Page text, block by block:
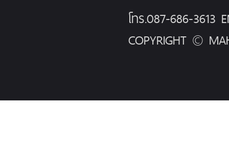
โทร.087-686-3613
COPYRIGHT ©